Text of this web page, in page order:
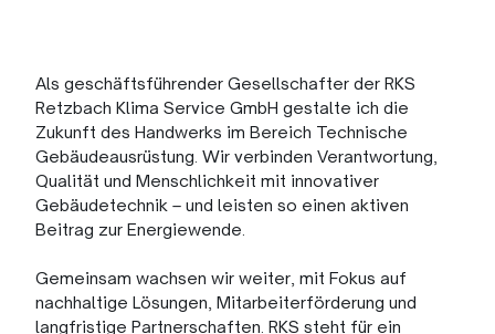
Engagement
Als geschäftsführender Gesellschafter der RKS
Retzbach Klima Service GmbH gestalte ich die
Zukunft des Handwerks im Bereich Technische
Gebäudeausrüstung. Wir verbinden Verantwortung,
Qualität und Menschlichkeit mit innovativer
Gebäudetechnik – und leisten so einen aktiven
Beitrag zur Energiewende.
Gemeinsam wachsen wir weiter, mit Fokus auf
nachhaltige Lösungen, Mitarbeiterförderung und
langfristige Partnerschaften. RKS steht für ein